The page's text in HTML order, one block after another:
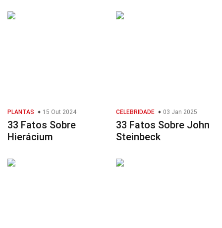
PLANTAS 15 Out 2024
33 Fatos Sobre
Hierácium
CELEBRIDADE 03 Jan 2025
33 Fatos Sobre John
Steinbeck